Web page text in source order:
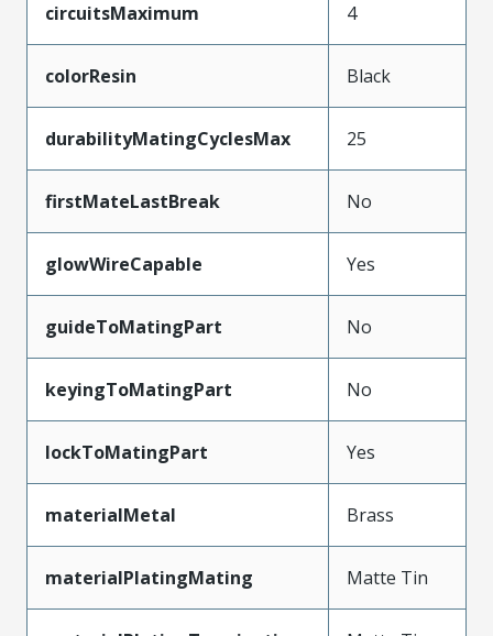
circuitsMaximum 4
colorResin Black
durabilityMatingCyclesMax 25
firstMateLastBreak No
glowWireCapable Yes
guideToMatingPart No
keyingToMatingPart No
lockToMatingPart Yes
materialMetal Brass
materialPlatingMating Matte Tin